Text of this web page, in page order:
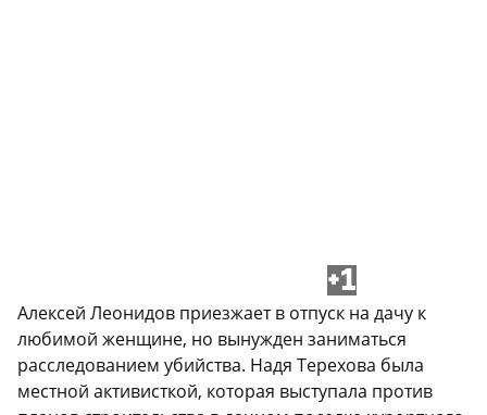
+1
Алексей Леонидов приезжает в отпуск на дачу к
любимой женщине, но вынужден заниматься
расследованием убийства. Надя Терехова была
местной активисткой, которая выступала против